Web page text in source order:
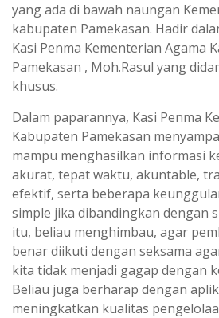
yang ada di bawah naungan
kabupaten Pamekasan. Hadir
Kasi Penma Kementerian Agama
Pamekasan , Moh.Rasul yang
khusus.
Dalam paparannya, Kasi Penma
Kabupaten Pamekasan
mampu menghasilkan informasi
akurat, tepat waktu, akuntable,
efektif, serta beberapa
simple jika dibandingkan dengan
itu, beliau menghimbau, agar
benar diikuti dengan seksama
kita tidak menjadi gagap dengan
Beliau juga berharap dengan
meningkatkan kualitas